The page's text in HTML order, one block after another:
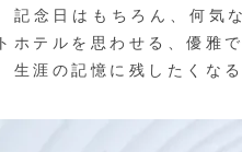
記念日はもちろん、何気
トホテルを思わせる、優雅
生涯の記憶に残したくなる